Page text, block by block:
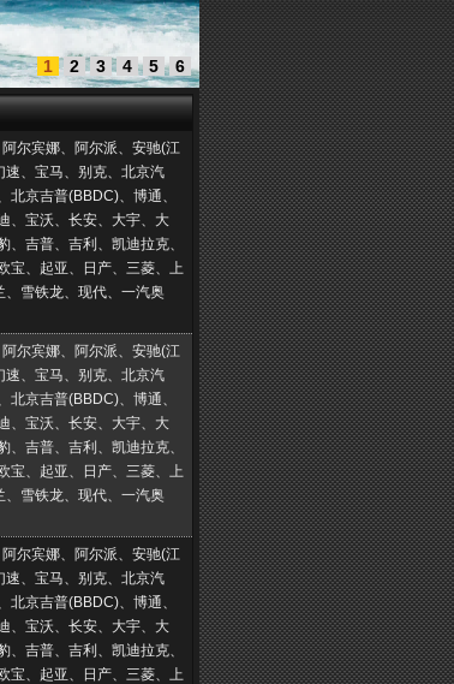
1 2 3 4 5 6
尔宾娜、阿尔派、安驰(江
速、宝马、别克、北京汽
京吉普(BBDC)、博通、
、宝沃、长安、大宇、大
吉普、吉利、凯迪拉克、
宝、起亚、日产、三菱、上
雪铁龙、现代、一汽奥
尔宾娜、阿尔派、安驰(江
速、宝马、别克、北京汽
京吉普(BBDC)、博通、
、宝沃、长安、大宇、大
吉普、吉利、凯迪拉克、
宝、起亚、日产、三菱、上
雪铁龙、现代、一汽奥
尔宾娜、阿尔派、安驰(江
速、宝马、别克、北京汽
京吉普(BBDC)、博通、
、宝沃、长安、大宇、大
吉普、吉利、凯迪拉克、
宝、起亚、日产、三菱、上